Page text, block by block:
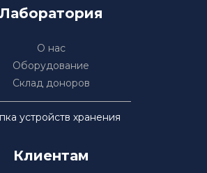
Лаборатория
О нас
Оборудование
Склад доноров
устройств хранения
Клиентам